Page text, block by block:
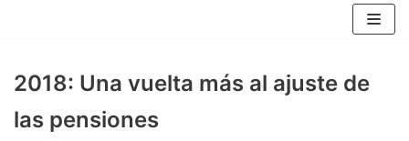
2018: Una vuelta más al ajuste de
las pensiones